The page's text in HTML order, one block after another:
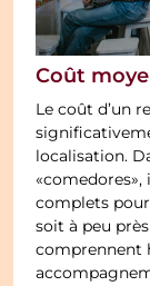
Coût
Le coût d’un
localisation.
«comedores»,
complets pour
soit à peu
comprennent